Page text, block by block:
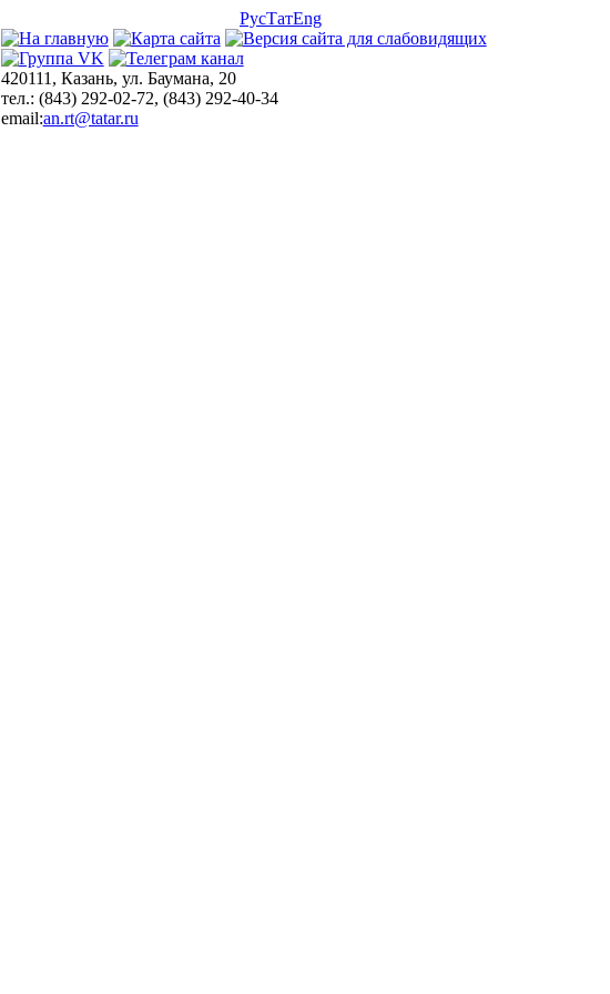
РусТатEng
420111, Казань, ул. Баумана, 20
тел.: (843) 292-02-72, (843) 292-40-34
email:an.rt@tatar.ru